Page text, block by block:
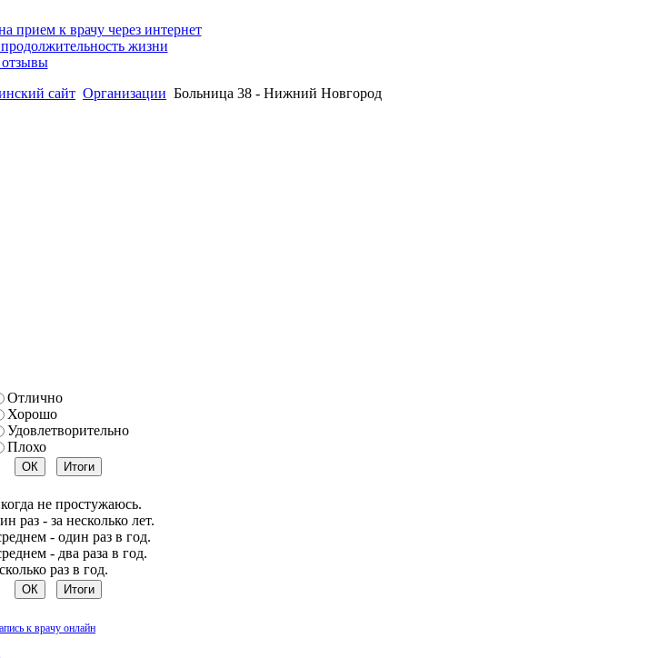
прием к врачу через интернет
жизни
сайт Организации Больница 38 - Нижний Новгород
Отлично
Хорошо
Удовлетворительно
Плохо
не простужаюсь.
раз - за несколько лет.
- один раз в год.
- два раза в год.
раз в год.